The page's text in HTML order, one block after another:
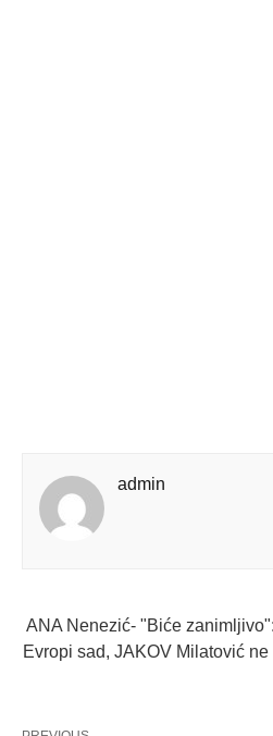
admin
ANA Nenezić- "Biće
Evropi sad, JAKOV Milatović